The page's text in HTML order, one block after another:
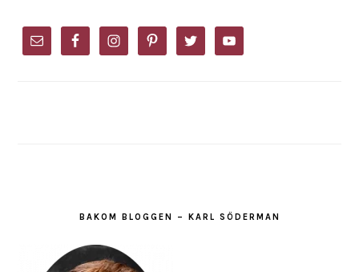
SIDEBAR
BAKOM BLOGGEN – KARL SÖDERMAN